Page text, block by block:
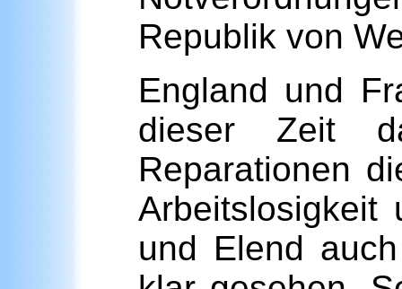
Republik von
England und
dieser Zeit
Reparationen
Arbeitslosigkeit
und Elend